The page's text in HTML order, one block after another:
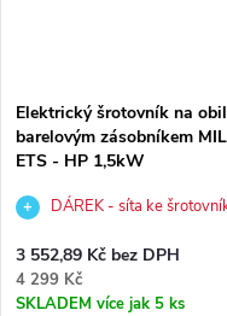
Elektrický šrotovník na
barelovým zásobníkem
ETS - HP 1,5kW
DÁREK - síta ke
3 552,89 Kč bez DPH
4 299 Kč
SKLADEM více jak 5 ks